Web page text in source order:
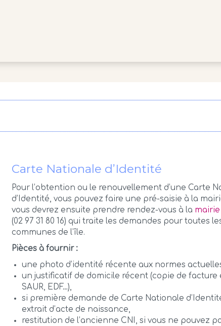
Carte Nationale d’Identité
Pour l’obtention ou le renouvellement d’une Carte
d’Identité, vous pouvez faire une pré-saisie à la
vous devrez ensuite prendre rendez-vous à la mairie
(02 97 31 80 16) qui traite les demandes pour toutes
communes de l’île.
Pièces à fournir :
une photo d’identité récente aux normes
un justificatif de domicile récent (copie de facture
SAUR, EDF…),
si première demande de Carte Nationale
extrait d’acte de naissance,
restitution de l’ancienne CNI, si vous ne pouvez